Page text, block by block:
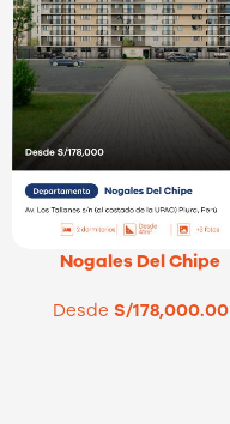
Nogales Del Chipe
Desde S/178,000.00